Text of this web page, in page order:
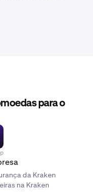
para o
da Kraken
na Kraken